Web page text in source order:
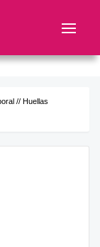
// Huellas